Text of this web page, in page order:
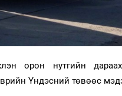
орон нутгийн
Үндэсний төвөөс